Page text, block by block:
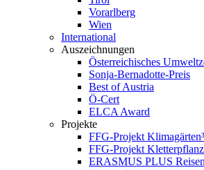
Vorarlberg
Wien
International
Auszeichnungen
Österreichisches
Sonja-Bernadotte-Preis
Best of Austria
Ö-Cert
ELCA Award
Projekte
FFG-Projekt Klimagärten³
FFG-Projekt
ERASMUS PLUS Reisen